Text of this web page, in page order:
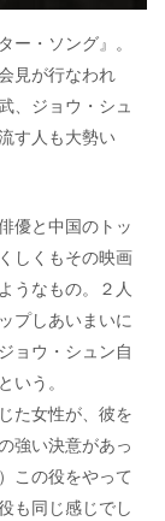
ー・ソング』。
見が行なわれ
、ジョウ・シュ
す人も大勢い
優と中国のトッ
しくもその映画
うなもの。２人
プしあいまいに
ョウ・シュン自
いう。
た女性が、彼を
強い決意があっ
この役をやって
も同じ感じでし